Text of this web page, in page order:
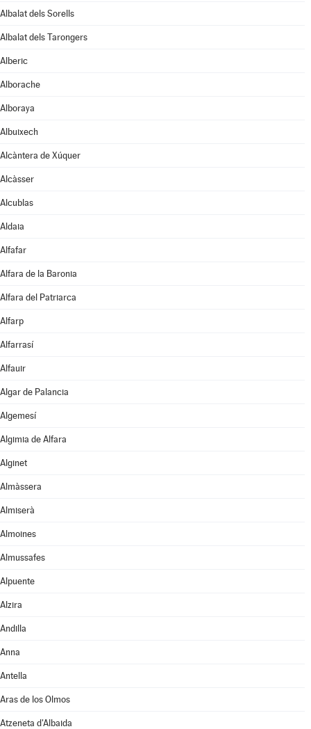
Albalat dels Sorells
Albalat dels Tarongers
Alberic
Alborache
Alboraya
Albuixech
Alcàntera de Xúquer
Alcàsser
Alcublas
Aldaia
Alfafar
Alfara de la Baronia
Alfara del Patriarca
Alfarp
Alfarrasí
Alfauir
Algar de Palancia
Algemesí
Algimia de Alfara
Alginet
Almàssera
Almiserà
Almoines
Almussafes
Alpuente
Alzira
Andilla
Anna
Antella
Aras de los Olmos
Atzeneta d'Albaida